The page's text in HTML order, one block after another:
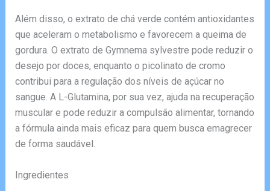
Além disso, o extrato de chá verde contém antioxidantes
que aceleram o metabolismo e favorecem a queima de
gordura. O extrato de Gymnema sylvestre pode reduzir o
desejo por doces, enquanto o picolinato de cromo
contribui para a regulação dos níveis de açúcar no
sangue. A L-Glutamina, por sua vez, ajuda na recuperação
muscular e pode reduzir a compulsão alimentar, tornando
a fórmula ainda mais eficaz para quem busca emagrecer
de forma saudável.
Ingredientes